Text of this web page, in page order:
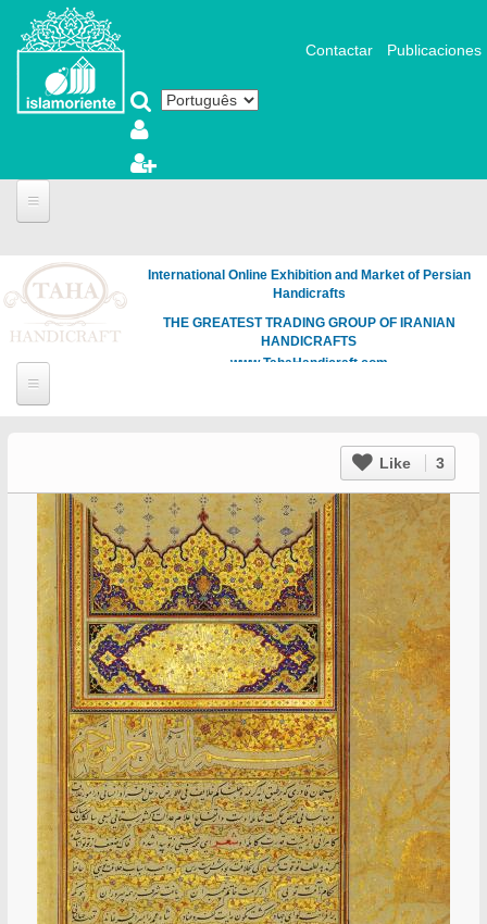
Pular para o conteúdo principal
Contactar Publicaciones
International Online Exhibition and Market of Persian
Handicrafts
THE GREATEST TRADING GROUP OF IRANIAN
HANDICRAFTS
www.TahaHandicraft.com
Like 3